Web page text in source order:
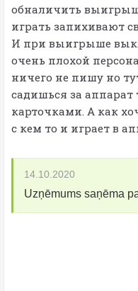
обналичить
играть запихивают
И при выигрыше
очень плохой
ничего не пишу но
садишься за
карточками. А как
с кем то и играет в
14.10.2020
Uzņēmums saņēma